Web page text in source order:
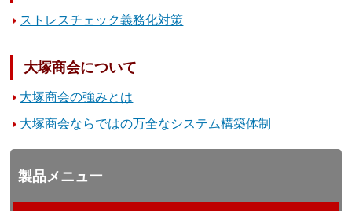
ストレスチェック義務化対策
大塚商会について
大塚商会の強みとは
大塚商会ならではの万全なシステム構築体制
製品メニュー